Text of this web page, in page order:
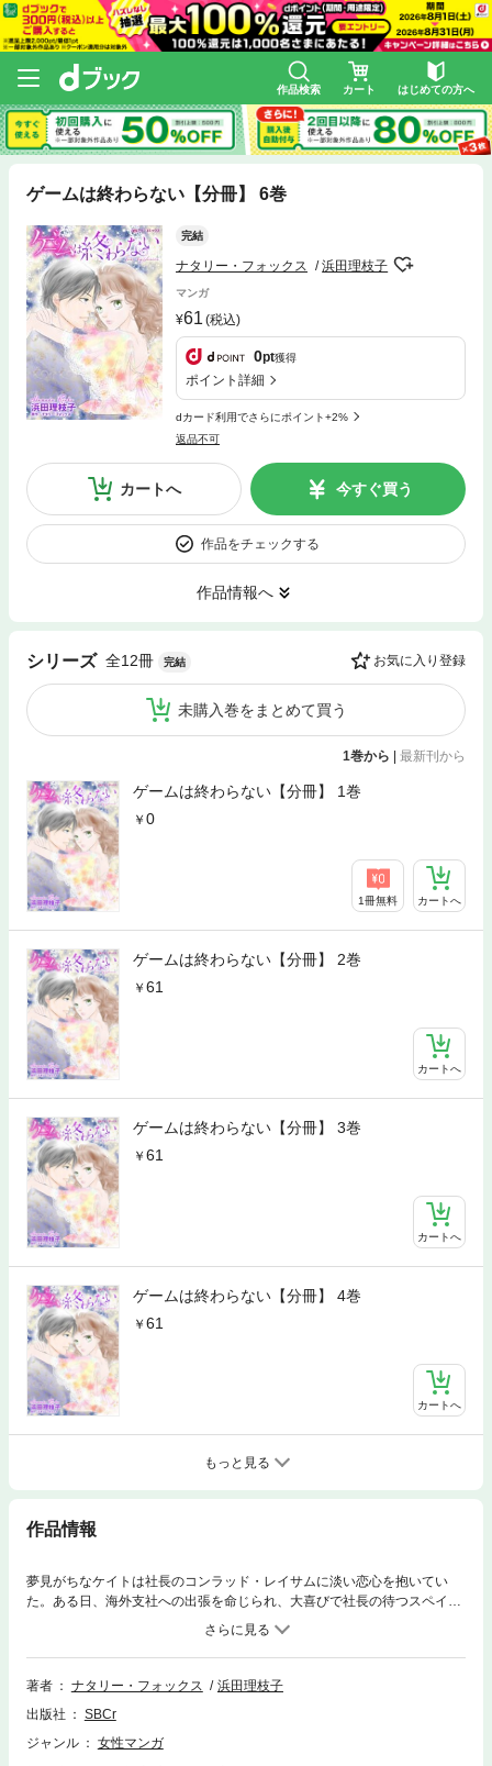
作品検索 カート はじめての方へ
ゲームは終わらない【分冊】 6巻
完結
ナタリー・フォックス 浜田理枝子
マンガ
61 (税込)
0pt獲得
ポイント詳細
dカード利用でさらにポイント+2%
返品不可
カートへ 今すぐ買う
作品をチェックする
作品情報へ
シリーズ 全12冊 完結 お気に入り登録
未購入巻をまとめて買う
1巻から 最新刊から
ゲームは終わらない【分冊】 1巻
0
1冊無料 カートへ
ゲームは終わらない【分冊】 2巻
61
カートへ
ゲームは終わらない【分冊】 3巻
61
カートへ
ゲームは終わらない【分冊】 4巻
61
カートへ
もっと見る
作品情報
夢見がちなケイトは社長のコンラッド・レイサムに淡い恋心を抱いてい
た。ある日、海外支社への出張を命じられ、大喜びで社長の待つスペイン
へ向かうが、ひとつだけ不満があった。それはコンラッドの弟ガイが同行
すること。優雅なコンラッドとは反対に傲慢で自信家なガイをケイトは敬
遠していたのだ。ところが滞在先として案内されたレイサム家の離れをガ
イとふたりで使うことになってしまった。しかもこの割り振りをしたのは
著者 ナタリー・フォックス
浜田理枝子
出版社
SBCr
ジャンル
女性マンガ